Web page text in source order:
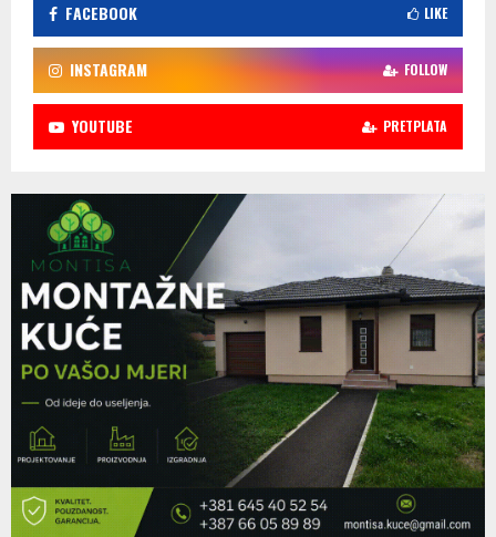
FACEBOOK LIKE
INSTAGRAM FOLLOW
YOUTUBE PRETPLATA